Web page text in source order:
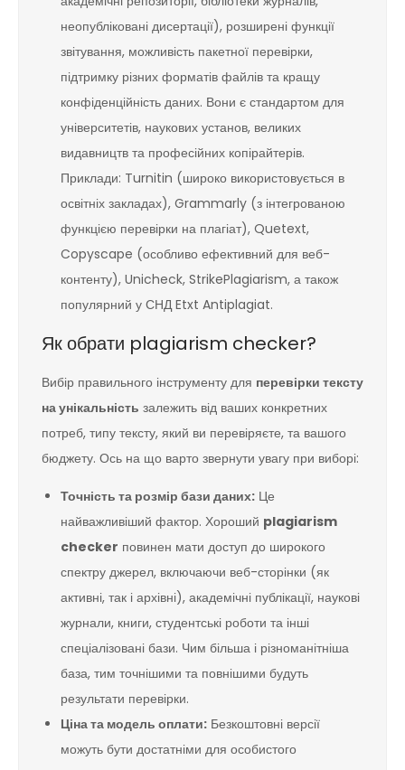
неопубліковані дисертації), розширені функції
звітування, можливість пакетної перевірки,
підтримку різних форматів файлів та кращу
конфіденційність даних. Вони є стандартом для
університетів, наукових установ, великих
видавництв та професійних копірайтерів.
Приклади: Turnitin (широко використовується в
освітніх закладах), Grammarly (з інтегрованою
функцією перевірки на плагіат), Quetext,
Copyscape (особливо ефективний для веб-
контенту), Unicheck, StrikePlagiarism, а також
популярний у СНД Etxt Antiplagiat.
Як обрати plagiarism checker?
Вибір правильного інструменту для перевірки тексту
на унікальність залежить від ваших конкретних
потреб, типу тексту, який ви перевіряєте, та вашого
бюджету. Ось на що варто звернути увагу при виборі:
Точність та розмір бази даних: Це
найважливіший фактор. Хороший plagiarism
checker повинен мати доступ до широкого
спектру джерел, включаючи веб-сторінки (як
активні, так і архівні), академічні публікації, наукові
журнали, книги, студентські роботи та інші
спеціалізовані бази. Чим більша і різноманітніша
база, тим точнішими та повнішими будуть
результати перевірки.
Ціна та модель оплати: Безкоштовні версії
можуть бути достатніми для особистого